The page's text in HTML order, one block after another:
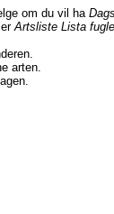
om du vil ha
Artsliste Lista
arten.